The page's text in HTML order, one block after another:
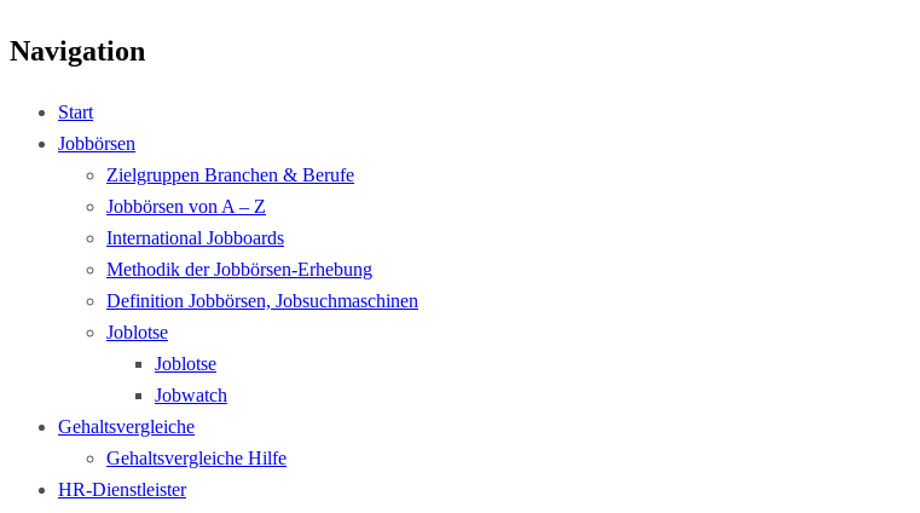
Navigation
Start
Jobbörsen
Zielgruppen Branchen & Berufe
Jobbörsen von A – Z
International Jobboards
Methodik der Jobbörsen-Erhebung
Definition Jobbörsen, Jobsuchmaschinen
Joblotse
Joblotse
Jobwatch
Gehaltsvergleiche
Gehaltsvergleiche Hilfe
HR-Dienstleister